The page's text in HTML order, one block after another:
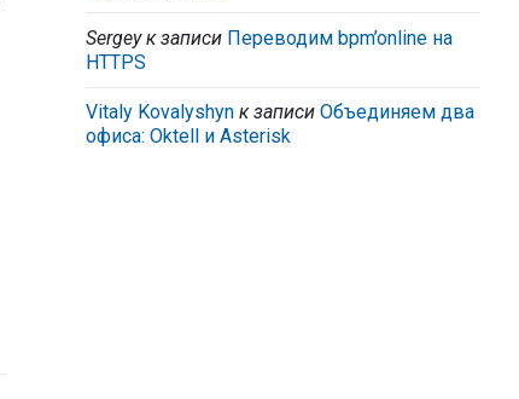
Sergeyк записи Переводим bpm’online на
HTTPS
Vitaly Kovalyshyn к записиОбъединяем два
офиса: Oktell и Asterisk